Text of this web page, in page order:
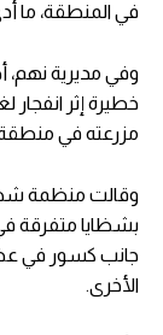
في المنطقة، ما
وفي مديرية
خطيرة إثر
مزرعته في
وقالت منظمة
بشظايا متفرقة
جانب كسور في
الأخرى.